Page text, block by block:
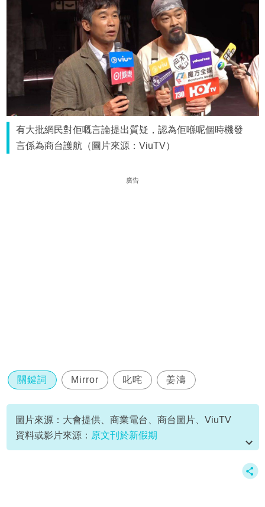
有大批網民對佢嘅言論提出質疑，認為佢喺呢個時機發
言係為商台護航（圖片來源：ViuTV）
廣告
關鍵詞 Mirror 叱咤 姜濤
圖片來源：大會提供、商業電台、商台圖片、ViuTV
資料或影片來源： 原文刊於新假期